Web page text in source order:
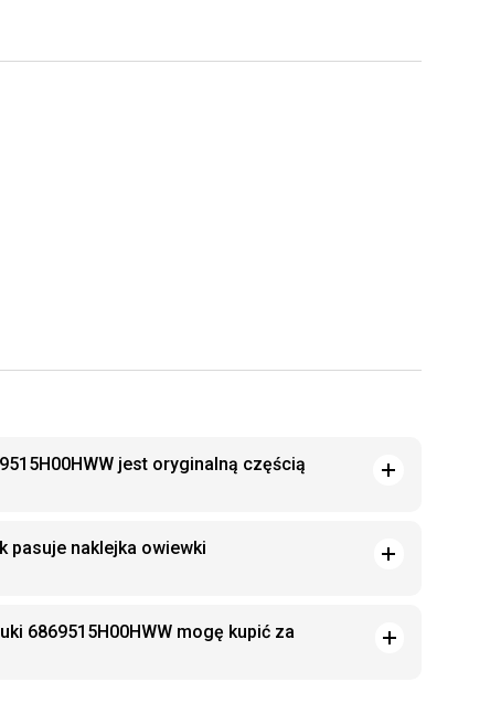
jest oryginalną częścią
pasuje naklejka owiewki
6869515H00HWW mogę kupić za